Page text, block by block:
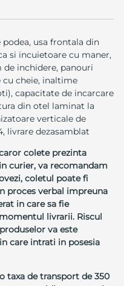
podea, usa frontala din
si incuietoare cu maner,
de inchidere, panouri
cu cheie, inaltime
capacitate de incarcare
din otel laminat la
verticale de
livrare dezasamblat
colete prezinta
curier, va recomandam
coletul poate fi
proces verbal impreuna
in care sa fie
livrarii. Riscul
va este
care intrati in posesia
taxa de transport de 350